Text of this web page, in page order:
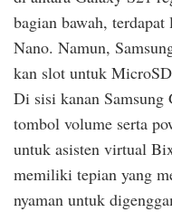
bagian bawah,
Nano. Namun,
kan slot untuk
Di sisi kanan Samsung
tombol volume serta
untuk asisten virtual
memiliki tepian yang
nyaman untuk